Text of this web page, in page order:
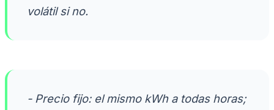
volátil si no.
- Precio fijo: el mismo kWh a todas horas;